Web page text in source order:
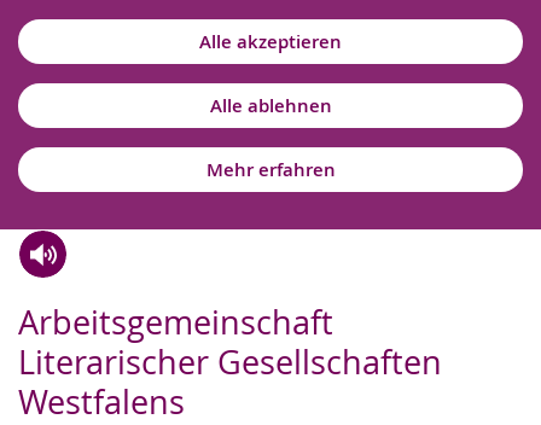
Alle akzeptieren
Alle ablehnen
Mehr erfahren
Arbeitsgemeinschaft
Literarischer Gesellschaften
Westfalens
Leichten
Sprache
wechseln.
Audio-
Unterstützung.
Video
in
Deutscher